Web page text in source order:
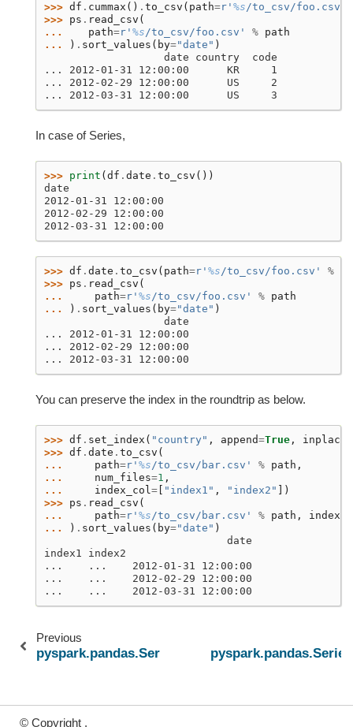
>>> df . cummax () . to_csv ( path=r ' %s/to_csv/foo.csv'
>>> ps . read_csv (
...
path=r ' %s/to_csv/foo.csv' % path
...
) . sort_values ( by="date" )
                   date country  code
... 2012-01-31 12:00:00      KR     1
... 2012-02-29 12:00:00      US     2
... 2012-03-31 12:00:00      US     3
In case of Series,
>>> print (df . date . to_csv ())
date
2012-01-31 12:00:00
2012-02-29 12:00:00
2012-03-31 12:00:00
>>> df . date . to_csv ( path=r ' %s/to_csv/foo.csv' %
>>> ps . read_csv (
...
path=r ' %s/to_csv/foo.csv' % path
...
) . sort_values ( by="date" )
                   date
... 2012-01-31 12:00:00
... 2012-02-29 12:00:00
... 2012-03-31 12:00:00
You can preserve the index in the roundtrip as below.
>>> df . set_index ( "country" , append=True , inplace
>>> df . date . to_csv (
...
path=r ' %s /to_csv/bar.csv' % path ,
...
num_files=1 ,
...
index_col = [ "index1" , "index2" ])
>>> ps . read_csv (
...
path=r ' %s /to_csv/bar.csv' % path ,
...
) . sort_values ( by="date" )
                             date
index1 index2
...    ...    2012-01-31 12:00:00
...    ...    2012-02-29 12:00:00
...    ...    2012-03-31 12:00:00
Previous
pyspark.pandas.Series.to_json
© Copyright .